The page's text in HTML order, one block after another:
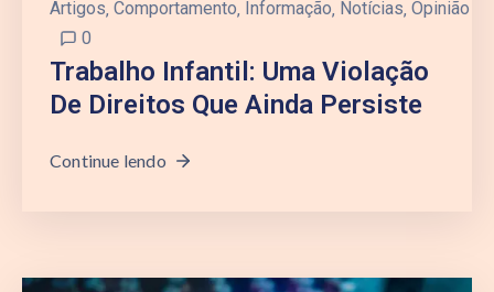
Artigos Comportamento Informação Notícias Opinião
0
Trabalho Infantil: Uma Violação
De Direitos Que Ainda Persiste
Continue lendo